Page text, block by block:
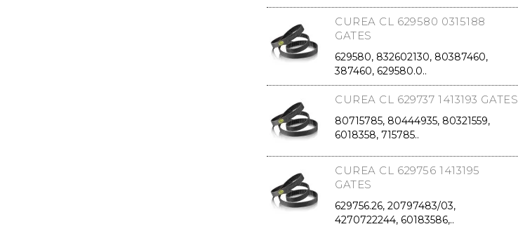
CUREA CL 629580 0315188
GATES
629580, 832602130, 80387460,
387460, 629580.0..
CUREA CL 629737 1413193 GATES
80715785, 80444935, 80321559,
6018358, 715785..
CUREA CL 629756 1413195
GATES
629756.26, 20797483/03,
4270722244, 60183586,..